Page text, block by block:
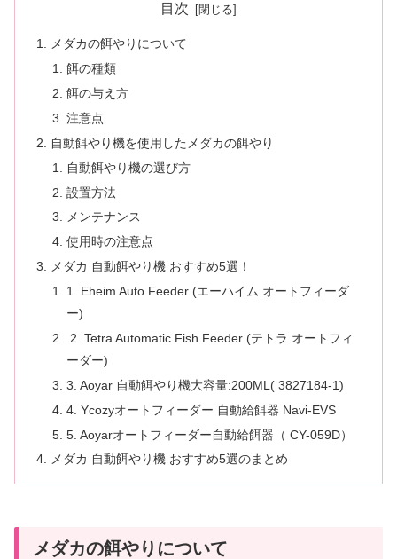
目次
メダカの餌やりについて
餌の種類
餌の与え方
注意点
自動餌やり機を使用したメダカの餌やり
自動餌やり機の選び方
設置方法
メンテナンス
使用時の注意点
メダカ 自動餌やり機 おすすめ5選！
1. Eheim Auto Feeder (エーハイム オートフィーダ
ー)
2. Tetra Automatic Fish Feeder (テトラ オートフィ
ーダー)
3. Aoyar 自動餌やり機大容量:200ML( 3827184-1)
4. Ycozyオートフィーダー 自動給餌器 Navi-EVS
5. Aoyarオートフィーダー自動給餌器（ CY-059D）
メダカ 自動餌やり機 おすすめ5選のまとめ
メダカの餌やりについて